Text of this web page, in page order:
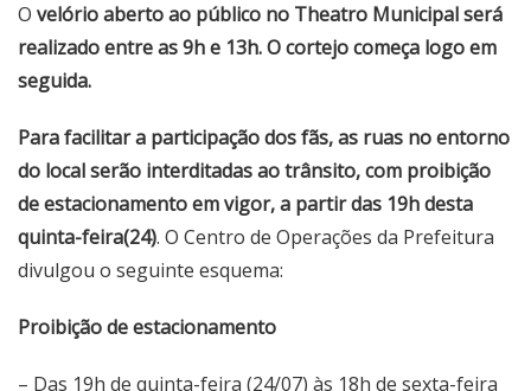
O velório aberto ao público no Theatro Municipal será
realizado entre as 9h e 13h. O cortejo começa logo em
seguida.
Para facilitar a participação dos fãs, as ruas no entorno
do local serão interditadas ao trânsito, com proibição
de estacionamento em vigor, a partir das 19h desta
quinta-feira(24). O Centro de Operações da Prefeitura
divulgou o seguinte esquema:
Proibição de estacionamento
– Das 19h de quinta-feira (24/07) às 18h de sexta-feira